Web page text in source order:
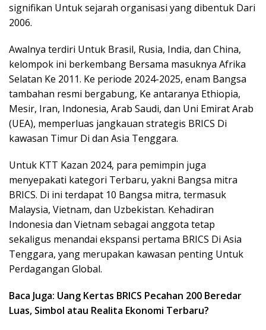
signifikan Untuk sejarah organisasi yang dibentuk Dari
2006.
Awalnya terdiri Untuk Brasil, Rusia, India, dan China,
kelompok ini berkembang Bersama masuknya Afrika
Selatan Ke 2011. Ke periode 2024-2025, enam Bangsa
tambahan resmi bergabung, Ke antaranya Ethiopia,
Mesir, Iran, Indonesia, Arab Saudi, dan Uni Emirat Arab
(UEA), memperluas jangkauan strategis BRICS Di
kawasan Timur Di dan Asia Tenggara.
Untuk KTT Kazan 2024, para pemimpin juga
menyepakati kategori Terbaru, yakni Bangsa mitra
BRICS. Di ini terdapat 10 Bangsa mitra, termasuk
Malaysia, Vietnam, dan Uzbekistan. Kehadiran
Indonesia dan Vietnam sebagai anggota tetap
sekaligus menandai ekspansi pertama BRICS Di Asia
Tenggara, yang merupakan kawasan penting Untuk
Perdagangan Global.
Baca Juga: Uang Kertas BRICS Pecahan 200 Beredar
Luas, Simbol atau Realita Ekonomi Terbaru?